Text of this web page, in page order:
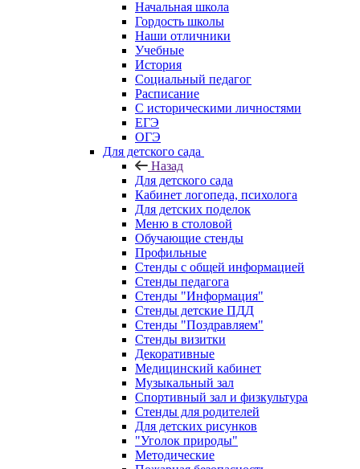
Начальная школа
Гордость школы
Наши отличники
Учебные
История
Социальный педагог
Расписание
С историческими личностями
ЕГЭ
ОГЭ
Для детского сада
Назад
Для детского сада
Кабинет логопеда, психолога
Для детских поделок
Меню в столовой
Обучающие стенды
Профильные
Стенды с общей информацией
Стенды педагога
Стенды "Информация"
Стенды детские ПДД
Стенды "Поздравляем"
Стенды визитки
Декоративные
Медицинский кабинет
Музыкальный зал
Спортивный зал и физкультура
Стенды для родителей
Для детских рисунков
"Уголок природы"
Методические